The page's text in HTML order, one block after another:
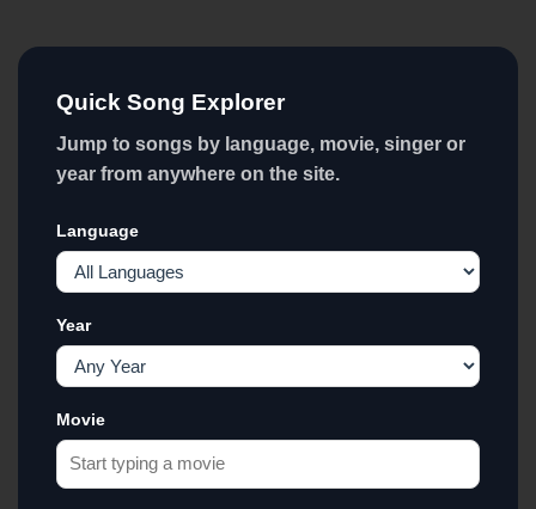
Quick Song Explorer
Jump to songs by language, movie, singer or
year from anywhere on the site.
Language
Year
Movie